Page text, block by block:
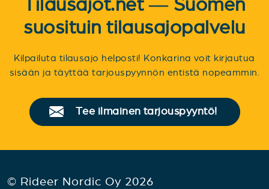
Tilausajot.net — Suomen
suosituin tilausajopalvelu
Kilpailuta tilausajo helposti! Konkarina voit kirjautua
sisään ja täyttää tarjouspyynnön entistä nopeammin.
Tee ilmainen tarjouspyyntö!
© Rideer Nordic Oy 2026